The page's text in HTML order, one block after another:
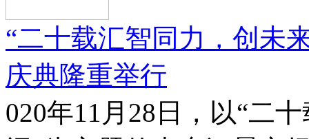
“二十载汇智同力，创未
庆典隆重举行
020年11月28日，以“二